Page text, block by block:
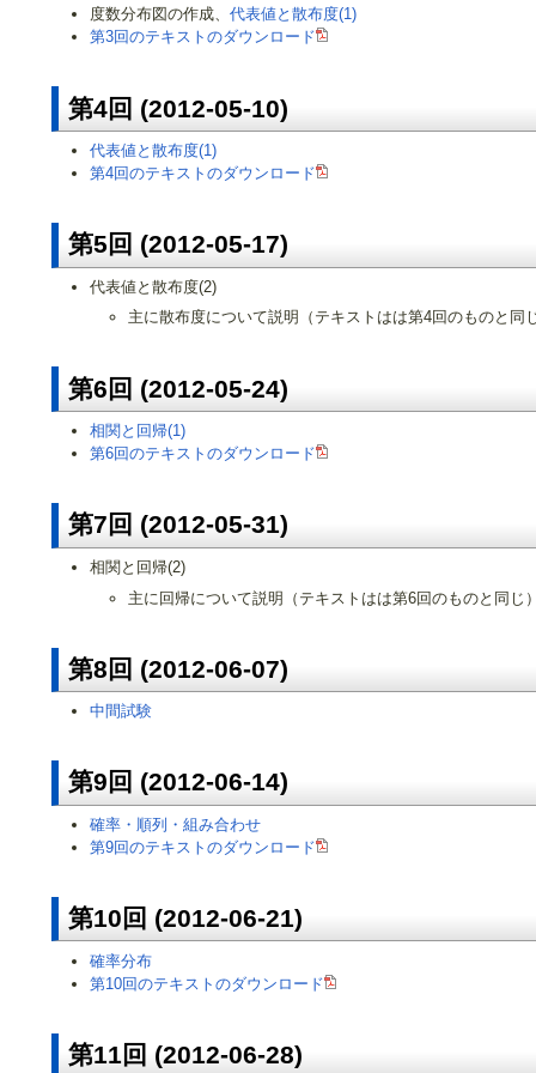
度数分布図の作成、 代表値と散布度(1)
第3回のテキストのダウンロード
第4回 (2012-05-10)
代表値と散布度(1)
第4回のテキストのダウンロード
第5回 (2012-05-17)
代表値と散布度(2)
主に散布度について説明（テキストはは第4回のものと同
第6回 (2012-05-24)
相関と回帰(1)
第6回のテキストのダウンロード
第7回 (2012-05-31)
相関と回帰(2)
主に回帰について説明（テキストはは第6回のものと同じ
第8回 (2012-06-07)
中間試験
第9回 (2012-06-14)
確率・順列・組み合わせ
第9回のテキストのダウンロード
第10回 (2012-06-21)
確率分布
第10回のテキストのダウンロード
第11回 (2012-06-28)